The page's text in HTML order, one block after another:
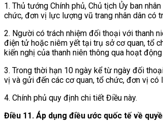
1. Thủ tướng Chính phủ, Chủ tịch Ủy ban
chức, đơn vị lực lượng vũ trang nhân dân có
2. Người có trách nhiệm đối thoại với thanh
điện tử hoặc niêm yết tại trụ sở cơ quan, tổ
kiến nghị của thanh niên thông qua hoạt
3. Trong thời hạn 10 ngày kể từ ngày đối
vị và gửi đến các cơ quan, tổ chức, đơn vị
4. Chính phủ quy định chi tiết Điều này.
Điều 11. Áp dụng điều ước quốc tế về